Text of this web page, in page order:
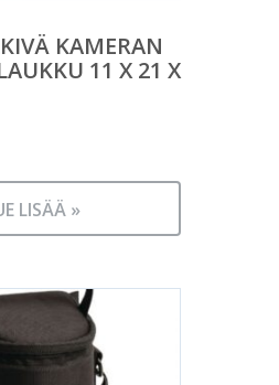
KAMERAN
11 X 21 X
LISÄÄ »